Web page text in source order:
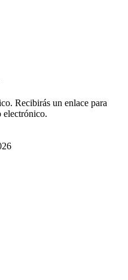
Recibirás un enlace para
electrónico.